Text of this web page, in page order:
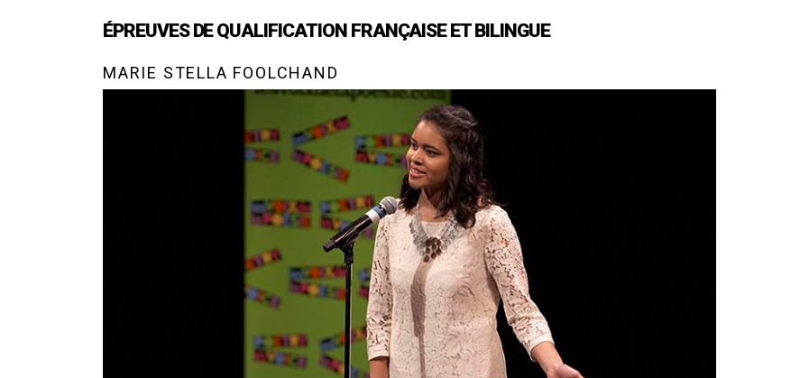
ÉPREUVES DE QUALIFICATION FRANÇAISE ET BILINGUE
MARIE STELLA FOOLCHAND